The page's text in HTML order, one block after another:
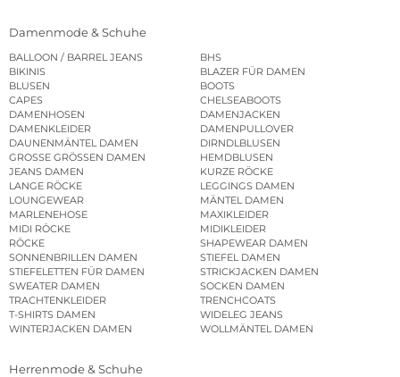
Damenmode & Schuhe
BALLOON / BARREL JEANS
BHS
BIKINIS
BLAZER FÜR DAMEN
BLUSEN
BOOTS
CAPES
CHELSEABOOTS
DAMENHOSEN
DAMENJACKEN
DAMENKLEIDER
DAMENPULLOVER
DAUNENMÄNTEL DAMEN
DIRNDLBLUSEN
GROSSE GRÖSSEN DAMEN
HEMDBLUSEN
JEANS DAMEN
KURZE RÖCKE
LANGE RÖCKE
LEGGINGS DAMEN
LOUNGEWEAR
MÄNTEL DAMEN
MARLENEHOSE
MAXIKLEIDER
MIDI RÖCKE
MIDIKLEIDER
RÖCKE
SHAPEWEAR DAMEN
SONNENBRILLEN DAMEN
STIEFEL DAMEN
STIEFELETTEN FÜR DAMEN
STRICKJACKEN DAMEN
SWEATER DAMEN
SOCKEN DAMEN
TRACHTENKLEIDER
TRENCHCOATS
T-SHIRTS DAMEN
WIDELEG JEANS
WINTERJACKEN DAMEN
WOLLMÄNTEL DAMEN
Herrenmode & Schuhe